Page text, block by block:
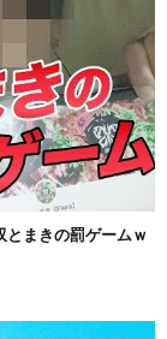
とまきの罰ゲームｗ